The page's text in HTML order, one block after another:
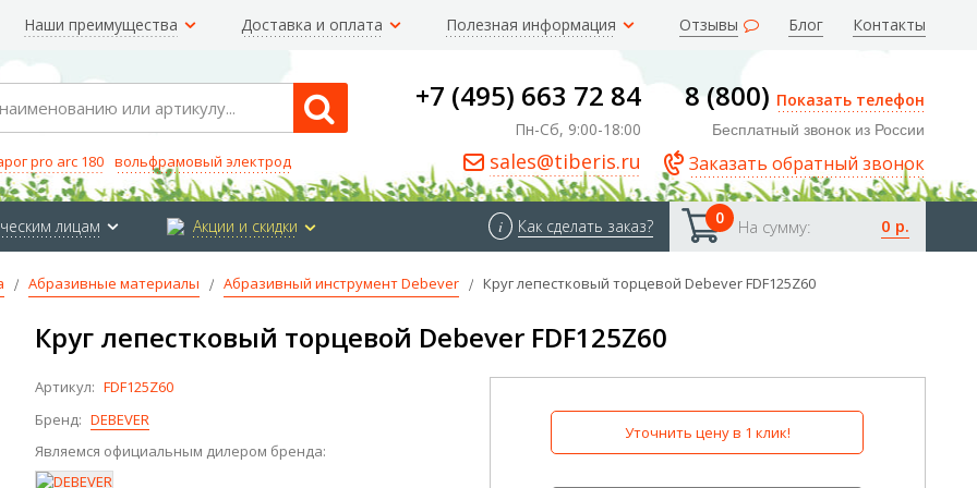
Наши преимущества Доставка и оплата Полезная информация Отзывы Блог Контакты
pro arc 180 вольфрамовый электрод
+7 (495) 663 72 84
Пн-Сб, 9:00-18:00
sales@tiberis.ru
8 (800) Показать телефон
Бесплатный звонок из России
Заказать обратный звонок
лицам Акции и скидки 0 На сумму: 0 р.
i Как сделать заказ?
Абразивные материалы Абразивный инструмент Debever Круг лепестковый торцевой Debever FDF125Z60
Круг лепестковый торцевой Debever FDF125Z60
Артикул: FDF125Z60
Бренд: DEBEVER
Являемся официальным дилером бренда:
Уточнить цену в 1 клик!